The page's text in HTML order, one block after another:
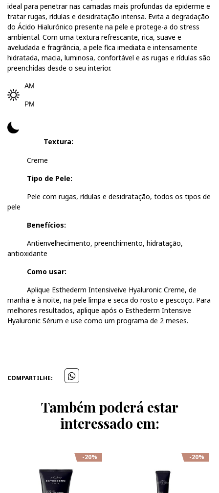
ideal para penetrar nas camadas mais profundas da epiderme e
tratar rugas, rídulas e desidratação intensa. Evita a degradação
do Ácido Hialurónico presente na pele e protege-a do stress
ambiental. Com uma textura refrescante, rica, suave e
aveludada e fragrância, a pele fica imediata e intensamente
hidratada, macia, luminosa, confortável e as rugas e rídulas são
preenchidas desde o seu interior.
AM
PM
Textura:
Creme
Tipo de Pele:
Pele com rugas, rídulas e desidratação, todos os tipos de
pele
Benefícios:
Antienvelhecimento, preenchimento, hidratação,
antioxidante
Como usar:
Aplique Esthederm Intensiveive Hyaluronic Creme, de
manhã e à noite, na pele limpa e seca do rosto e pescoço. Para
melhores resultados, aplique após o Esthederm Intensive
Hyaluronic Sérum e use como um programa de 2 meses.
COMPARTILHE:
Também poderá estar
interessado em:
-20% -20%